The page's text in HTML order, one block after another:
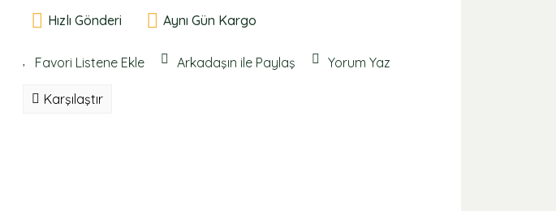
Hızlı Gönderi Aynı Gün Kargo
Arkadaşın ile Paylaş Yorum Yaz
Karşılaştır